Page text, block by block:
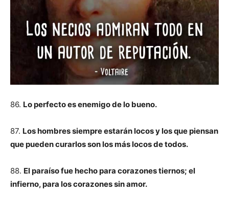
86. Lo perfecto es enemigo de lo bueno.
87. Los hombres siempre estarán locos y los que piensan
que pueden curarlos son los más locos de todos.
88. El paraíso fue hecho para corazones tiernos; el
infierno, para los corazones sin amor.